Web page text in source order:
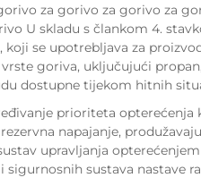
za gorivo za gorivo za
U skladu s člankom 4.
se upotrebljava za
goriva, uključujući
dostupne tijekom hitnih
prioriteta opterećenja
napajanje,
upravljanja
sustava nastave